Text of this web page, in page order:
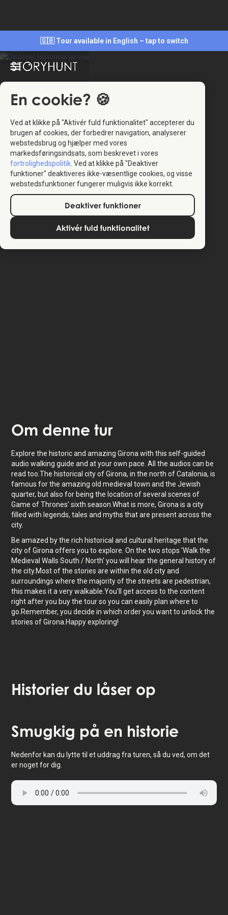
🇬🇧 Tour available in English – tap to switch
En cookie? 🍪
Ved at klikke på "Aktivér fuld funktionalitet" accepterer du
brugen af cookies, der forbedrer navigation, analyserer
webstedsbrug og hjælper med vores
markedsføringsindsats, som beskrevet i vores
fortrolighedspolitik . Ved at klikke på "Deaktiver
funktioner" deaktiveres ikke-væsentlige cookies, og visse
webstedsfunktioner fungerer muligvis ikke korrekt.
Deaktiver funktioner
Aktivér fuld funktionalitet
4.4 (16)
StoryHunt-appen bruger din placering til at guide
dig mellem22historier.
Turen finder sted iGirona,Spanien.
Om denne tur
Explore the historic and amazing Girona with this self-guided
audio walking guide and at your own pace. All the audios can be
read too.The historical city of Girona, in the north of Catalonia, is
famous for the amazing old medieval town and the Jewish
quarter, but also for being the location of several scenes of
Game of Thrones’ sixth season.What is more, Girona is a city
filled with legends, tales and myths that are present across the
city.
Be amazed by the rich historical and cultural heritage that the
city of Girona offers you to explore. On the two stops 'Walk the
Medieval Walls South / North' you will hear the general history of
the city.Most of the stories are within the old city and
surroundings where the majority of the streets are pedestrian,
this makes it a very walkable.You'll get access to the content
right after you buy the tour so you can easily plan where to
go.Remember, you decide in which order you want to unlock the
stories of Girona.Happy exploring!
Historier du låser op
Smugkig på en historie
Nedenfor kan du lytte til et uddrag fra turen, så du ved, om det
er noget for dig.